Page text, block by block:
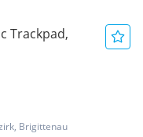
Trackpad,
Multi-
|
via
Brigittenau